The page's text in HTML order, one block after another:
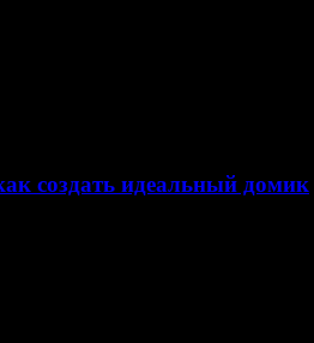
создать идеальный домик